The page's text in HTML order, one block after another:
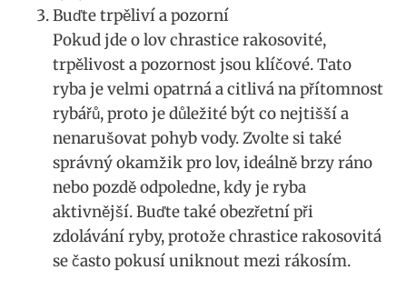
Buďte trpěliví a pozorní
Pokud jde​ o lov chrastice rakosovité,
trpělivost a pozornost jsou klíčové. Tato
ryba je⁢ velmi opatrná a citlivá na ​přítomnost
rybářů,‍ proto je důležité být co ‍nejtišší a
nenarušovat pohyb vody. Zvolte si také
správný okamžik pro lov, ideálně brzy ráno
nebo pozdě odpoledne, kdy je ryba
aktivnější. Buďte také ⁤obezřetní při
zdolávání ryby, protože ‍chrastice rakosovitá
se často pokusí uniknout mezi rákosím.